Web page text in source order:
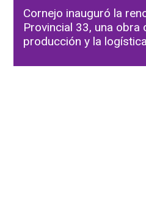
Cornejo inauguró la
Provincial 33, una obra
producción y la